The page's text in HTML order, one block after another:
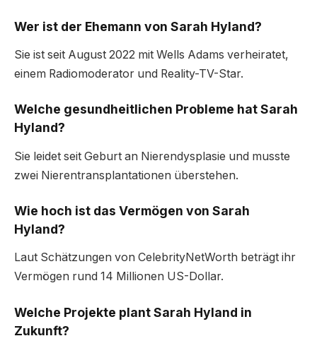
Wer ist der Ehemann von Sarah Hyland?
Sie ist seit August 2022 mit Wells Adams verheiratet,
einem Radiomoderator und Reality-TV-Star.
Welche gesundheitlichen Probleme hat Sarah
Hyland?
Sie leidet seit Geburt an Nierendysplasie und musste
zwei Nierentransplantationen überstehen.
Wie hoch ist das Vermögen von Sarah
Hyland?
Laut Schätzungen von CelebrityNetWorth beträgt ihr
Vermögen rund 14 Millionen US-Dollar.
Welche Projekte plant Sarah Hyland in
Zukunft?